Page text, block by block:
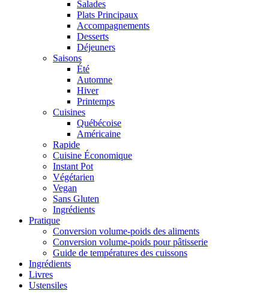
Salades
Plats Principaux
Accompagnements
Desserts
Déjeuners
Saisons
Été
Automne
Hiver
Printemps
Cuisines
Québécoise
Américaine
Rapide
Cuisine Économique
Instant Pot
Végétarien
Vegan
Sans Gluten
Ingrédients
Pratique
Conversion volume-poids des aliments
Conversion volume-poids pour pâtisserie
Guide de températures des cuissons
Ingrédients
Livres
Ustensiles